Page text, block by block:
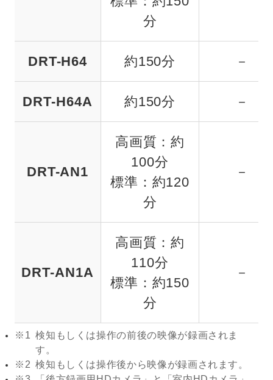
分
DRT-H64 約150分 －
DRT-H64A 約150分 －
DRT-AN1
高画質：約
100分
標準：約120
分
－
DRT-AN1A
高画質：約
110分
標準：約150
分
－
※1 検知もしくは操作の前後の映像が録画されま
す。
※2 検知もしくは操作後から映像が録画されます。